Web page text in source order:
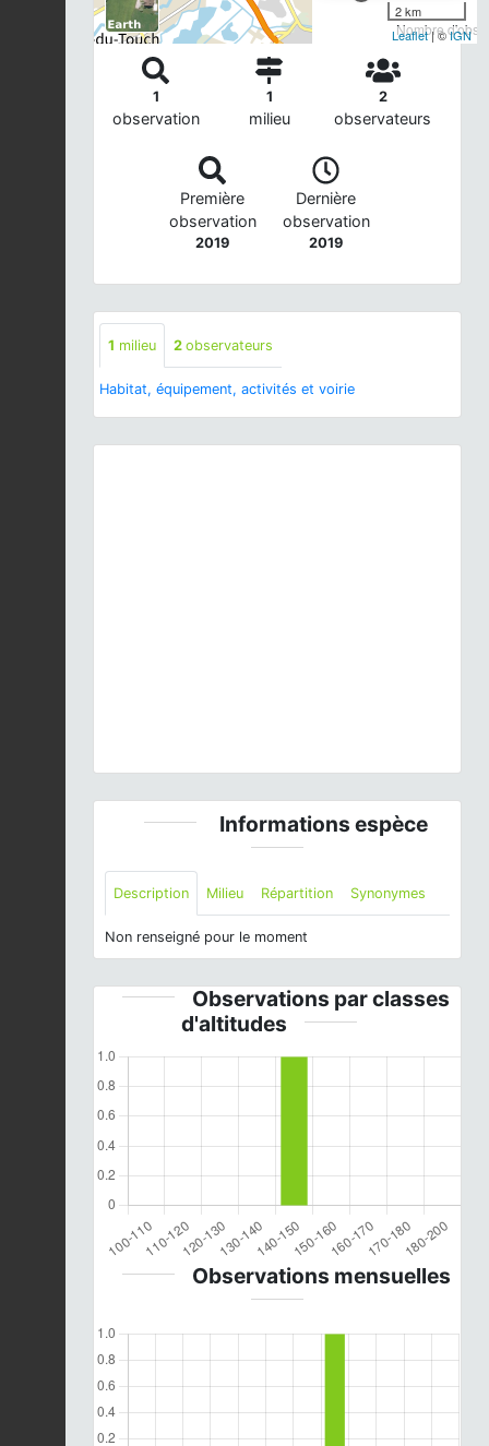
Nombre
2 km
Leaflet| ©IGN
1
observation
1
milieu
2
observateurs
Première
observation
2019
Dernière
observation
2019
1 milieu 2 observateurs
Habitat, équipement, activités et voirie
Informations espèce
Description Milieu Répartition Synonymes
Non renseigné pour le moment
Observations par classes
d'altitudes
Observations mensuelles